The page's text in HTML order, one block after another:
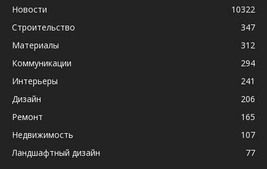
Новости
10322
Строительство
347
Материалы
312
Коммуникации
294
Интерьеры
241
Дизайн
206
Ремонт
165
Недвижимость
107
Ландшафтный дизайн
77